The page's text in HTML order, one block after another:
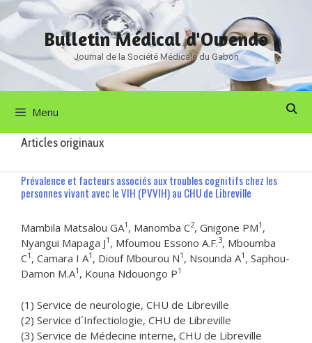
Aller
au
contenu
Bulletin Médical d'Owendo
Journal de la Société Médicale du Gabon
Menu
Articles originaux
Prévalence et facteurs associés aux troubles cognitifs chez les
personnes vivant avec le VIH (PVVIH) au CHU de Libreville
Mambila Matsalou GA1 , Manomba C2, Gnigone PM1 ,
Nyangui Mapaga J1 , Mfoumou Essono A.F.3, Mboumba
C1 , Camara I A1 , Diouf Mbourou N1 , Nsounda A1 , Saphou-
Damon M.A1 , Kouna Ndouongo P1
(1) Service de neurologie, CHU de Libreville
(2) Service d´Infectiologie, CHU de Libreville
(3) Service de Médecine interne, CHU de Libreville